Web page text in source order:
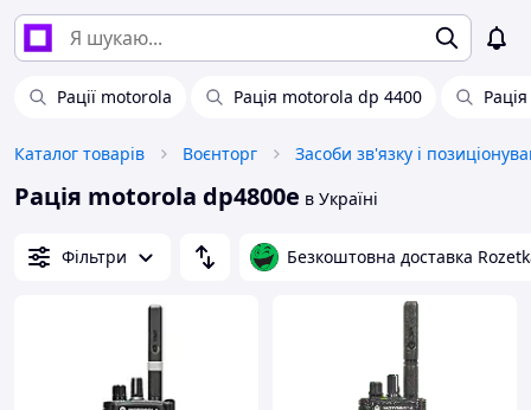
Рації motorola Рація motorola dp 4400
Каталог товарів Воєнторг Засоби зв'язку і
Рація motorola dp4800e в Україні
Фільтри Безкоштовна доставка